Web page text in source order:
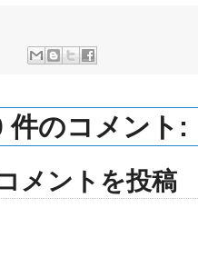
件のコメント:
メントを投稿